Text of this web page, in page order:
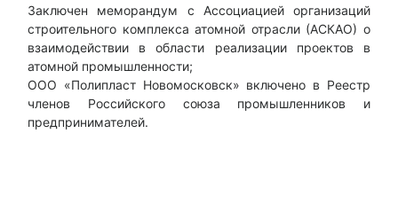
Заключен меморандум с Ассоциацией организаций
строительного комплекса атомной отрасли (АСКАО) о
взаимодействии в области реализации проектов в
атомной промышленности;
ООО «Полипласт Новомосковск» включено в Реестр
членов Российского союза промышленников и
предпринимателей.